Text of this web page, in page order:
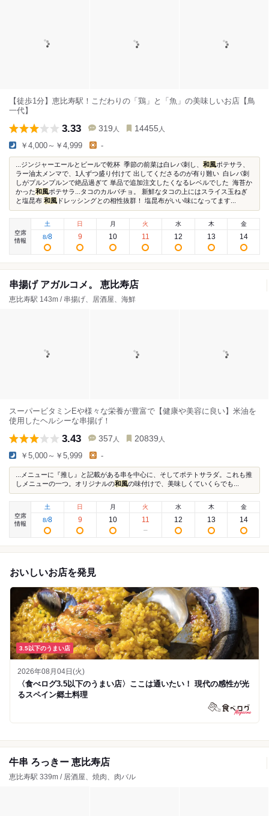
【徒歩1分】恵比寿駅！こだわりの「鶏」と「魚」の美味しいお店【鳥
一代】
3.33 319 人 14455 人
￥4,000～￥4,999 -
...ジンジャーエールとビールで乾杯 ⁡ 季節の前菜は白レバ刺し、 和風ポテサラ、⁡
ラー油太メンマで、1人ずつ盛り付けて⁡ 出してくださるのが有り難い ⁡ 白レバ刺
しがプルンプルンで絶品過ぎて⁡ 単品で追加注文したくなるレベルでした ⁡ 海苔か
かった和風ポテサラ...タコのカルパチョ。 新鮮なタコの上にはスライス玉ねぎ
と塩昆布 和風 ドレッシングとの相性抜群！ 塩昆布がいい味になってます...
空席
情報
土
8/8
日
9
月
10
火
11
水
12
木
13
金
14
串揚げ アガルコメ。 恵比寿店
恵比寿駅 143m / 串揚げ、居酒屋、海鮮
スーパービタミンEや様々な栄養が豊富で【健康や美容に良い】米油を
使用したヘルシーな串揚げ！
3.43 357 人 20839 人
￥5,000～￥5,999 -
...メニューに『推し』と記載がある串を中心に、そしてポテトサラダ。これも推
しメニューの一つ。オリジナルの和風の味付けで、美味しくていくらでも...
空席
情報
土
8/8
日
9
月
10
火
11
水
12
木
13
金
14
おいしいお店を発見
3.5以下のうまい店
2026年08月04日(火)
〈食べログ3.5以下のうまい店〉ここは通いたい！ 現代の感性が光
るスペイン郷土料理
牛串 ろっきー 恵比寿店
恵比寿駅 339m / 居酒屋、焼肉、肉バル